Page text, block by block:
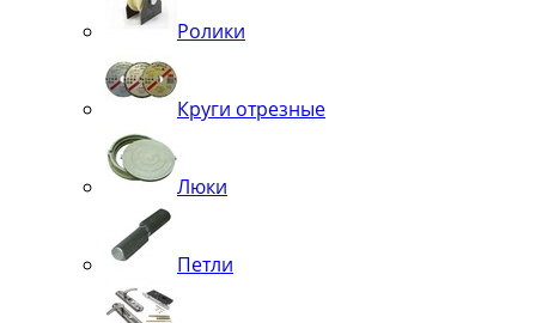
Ролики
Круги отрезные
Люки
Петли